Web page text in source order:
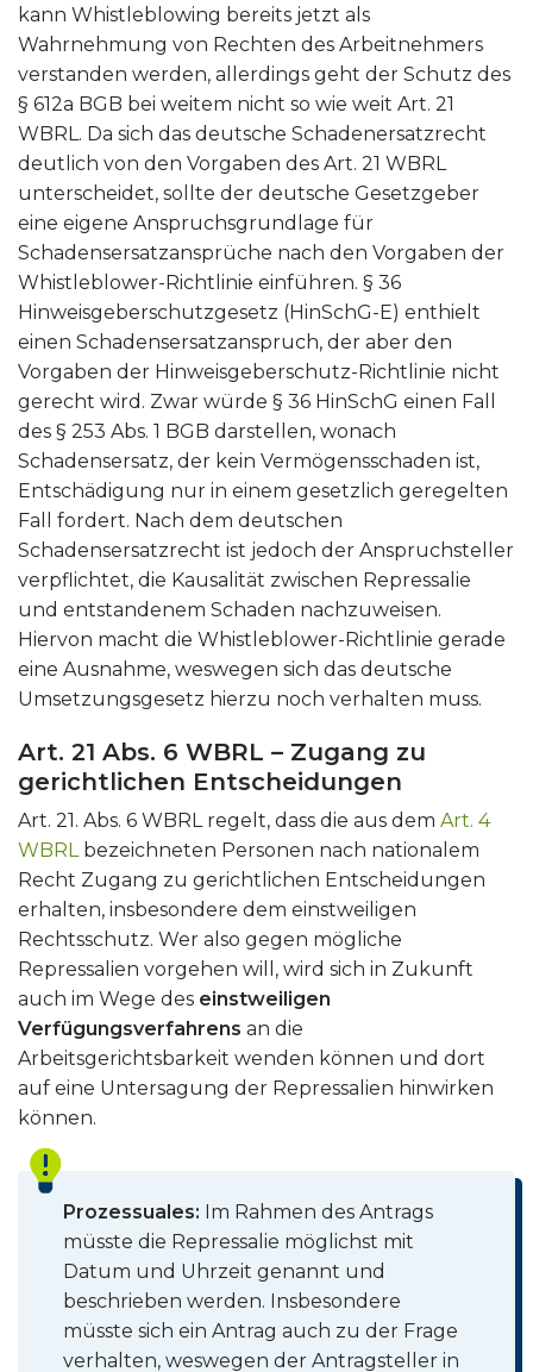
kann Whistleblowing bereits jetzt als
Wahrnehmung von Rechten des Arbeitnehmers
verstanden werden, allerdings geht der Schutz des
§ 612a BGB bei weitem nicht so wie weit Art. 21
WBRL. Da sich das deutsche Schadenersatzrecht
deutlich von den Vorgaben des Art. 21 WBRL
unterscheidet, sollte der deutsche Gesetzgeber
eine eigene Anspruchsgrundlage für
Schadensersatzansprüche nach den Vorgaben der
Whistleblower-Richtlinie einführen. § 36
Hinweisgeberschutzgesetz (HinSchG-E) enthielt
einen Schadensersatzanspruch, der aber den
Vorgaben der Hinweisgeberschutz-Richtlinie nicht
gerecht wird. Zwar würde § 36 HinSchG einen Fall
des § 253 Abs. 1 BGB darstellen, wonach
Schadensersatz, der kein Vermögensschaden ist,
Entschädigung nur in einem gesetzlich geregelten
Fall fordert. Nach dem deutschen
Schadensersatzrecht ist jedoch der Anspruchsteller
verpflichtet, die Kausalität zwischen Repressalie
und entstandenem Schaden nachzuweisen.
Hiervon macht die Whistleblower-Richtlinie gerade
eine Ausnahme, weswegen sich das deutsche
Umsetzungsgesetz hierzu noch verhalten muss.
Art. 21 Abs. 6 WBRL – Zugang zu
gerichtlichen Entscheidungen
Art. 21. Abs. 6 WBRL regelt, dass die aus dem Art. 4
WBRLbezeichneten Personen nach nationalem
Recht Zugang zu gerichtlichen Entscheidungen
erhalten, insbesondere dem einstweiligen
Rechtsschutz. Wer also gegen mögliche
Repressalien vorgehen will, wird sich in Zukunft
auch im Wege des einstweiligen
Verfügungsverfahrens an die
Arbeitsgerichtsbarkeit wenden können und dort
auf eine Untersagung der Repressalien hinwirken
können.
Prozessuales: Im Rahmen des Antrags
müsste die Repressalie möglichst mit
Datum und Uhrzeit genannt und
beschrieben werden. Insbesondere
müsste sich ein Antrag auch zu der Frage
verhalten, weswegen der Antragsteller in